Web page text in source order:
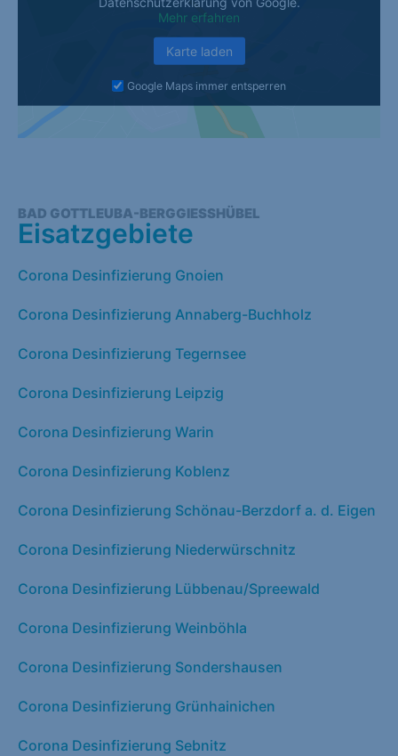
Mehr erfahren
Karte laden
Google Maps immer entsperren
BAD GOTTLEUBA-BERGGIESSHÜBEL
Eisatzgebiete
Corona Desinfizierung Gnoien
Corona Desinfizierung Annaberg-Buchholz
Corona Desinfizierung Tegernsee
Corona Desinfizierung Leipzig
Corona Desinfizierung Warin
Corona Desinfizierung Koblenz
Corona Desinfizierung Schönau-Berzdorf a. d. Eigen
Corona Desinfizierung Niederwürschnitz
Corona Desinfizierung Lübbenau/Spreewald
Corona Desinfizierung Weinböhla
Corona Desinfizierung Sondershausen
Corona Desinfizierung Grünhainichen
Corona Desinfizierung Sebnitz